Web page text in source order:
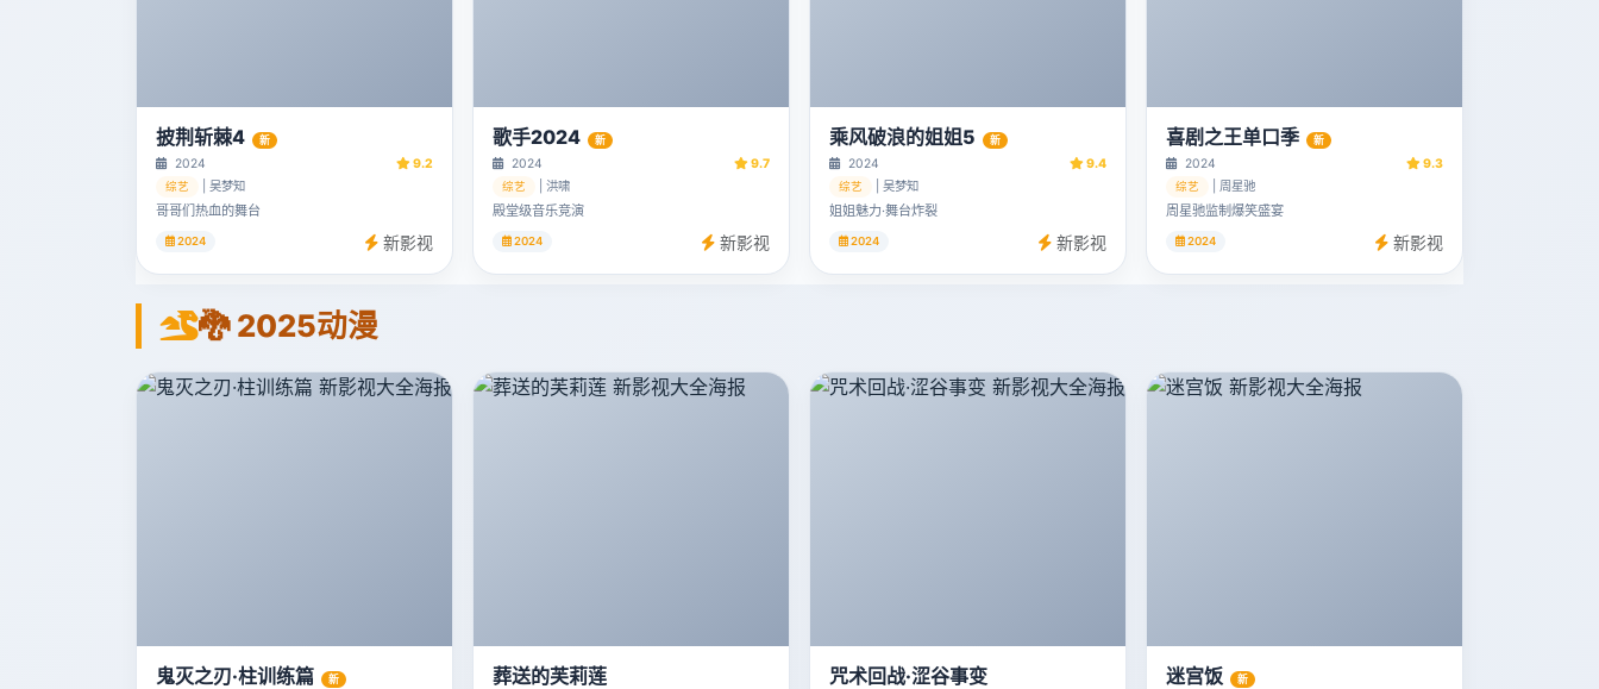
披荆斩棘4 新
2024 9.2
综艺 | 吴梦知
哥哥们热血的舞台
2024 新影视
歌手2024 新
2024 9.7
综艺 | 洪啸
殿堂级音乐竞演
2024 新影视
乘风破浪的姐姐5 新
2024 9.4
综艺 | 吴梦知
姐姐魅力·舞台炸裂
2024 新影视
喜剧之王单口季 新
2024 9.3
综艺 | 周星驰
周星驰监制爆笑盛宴
2024 新影视
🐉 2025动漫
鬼灭之刃·柱训练篇 新 葬送的芙莉莲 咒术回战·涩谷事变 迷宫饭 新